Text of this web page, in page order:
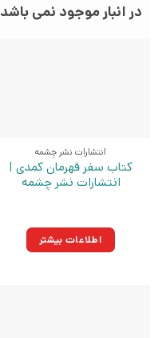
در انبار موجود نمی باشد
انتشارات نشر چشمه
کتاب سفر قهرمان کمدی |
انتشارات نشر چشمه
اطلاعات بیشتر